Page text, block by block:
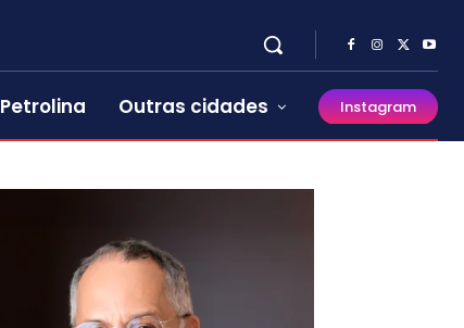
Petrolina Outras cidades Instagram